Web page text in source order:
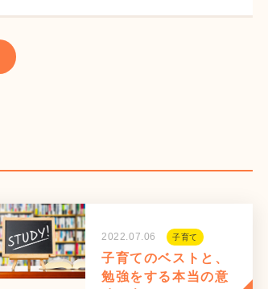
2022.07.06 子育て
子育てのベストと、
勉強をする本当の意